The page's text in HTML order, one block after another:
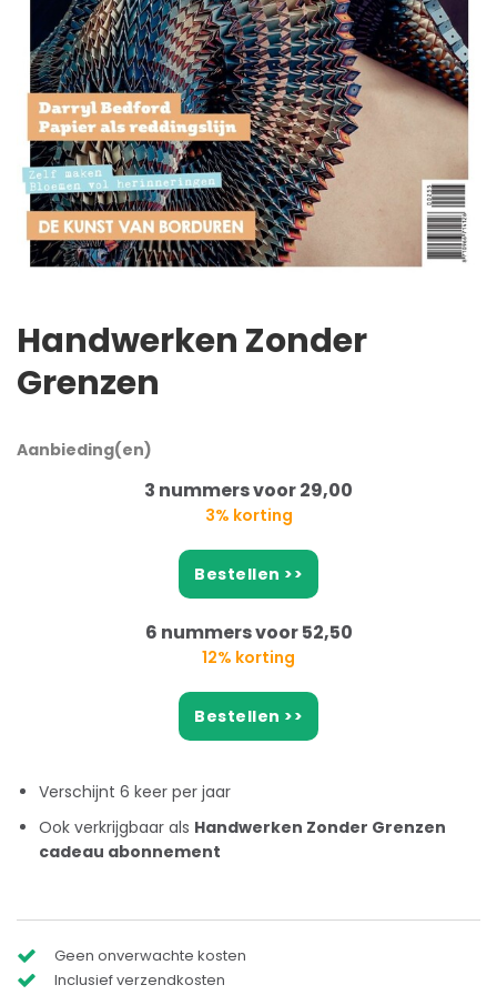
Handwerken Zonder
Grenzen
Aanbieding(en)
3 nummers voor 29,00
3% korting
Bestellen >>
6 nummers voor 52,50
12% korting
Bestellen >>
Verschijnt 6 keer per jaar
Ook verkrijgbaar als Handwerken Zonder Grenzen
cadeau abonnement
Geen onverwachte kosten
Inclusief verzendkosten